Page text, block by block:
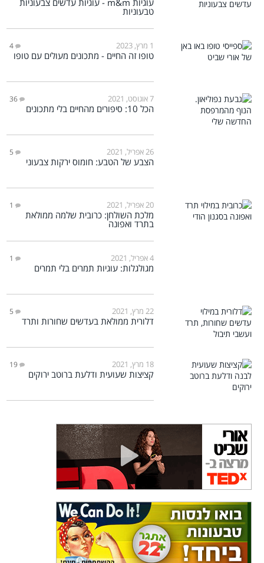
טבעוניות
1 מרץ, 2023 4
טופו זה החיים - מתכונים מעולים עם טופו
7 אוגוסט, 2021 36
הכל 10: סיפורים מהחיים בלי מתכונים
26 אפריל, 2021 5
הצבע של הטבע: חומוס ירקות צבעוני
20 אפריל, 2021 1
מלכת השולחן: כרובית שלמה ממולאת
בתרד ואפונה
4 אפריל, 2021 1
מגולגלות: עוגיות תמרים בלי תמרים
22 מרץ, 2021 5
דלורית ממולאת בעדשים שחורות ותרד
18 מרץ, 2021 19
קציצות שעועית ודלעת ברוטב ירוקים